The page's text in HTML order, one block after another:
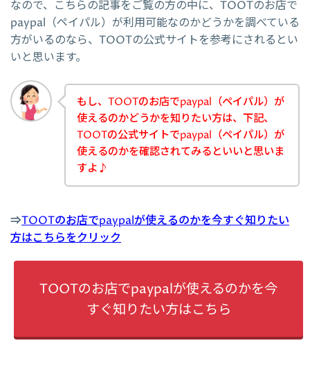
なので、こちらの記事をご覧の方の中に、TOOTのお店で
paypal（ペイパル）が利用可能なのかどうかを調べている
方がいるのなら、TOOTの公式サイトを参考にされるとい
いと思います。
もし、TOOTのお店でpaypal（ペイパル）が
使えるのかどうかを知りたい方は、下記、
TOOTの公式サイトでpaypal（ペイパル）が
使えるのかを確認されてみるといいと思いま
すよ♪
⇒TOOTのお店でpaypalが使えるのかを今すぐ知りたい
方はこちらをクリック
TOOTのお店でpaypalが使えるのかを今
すぐ知りたい方はこちら